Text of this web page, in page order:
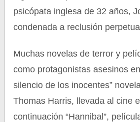
psicópata inglesa de 32 años,
condenada a reclusión
Muchas novelas de terror y
como protagonistas asesinos
silencio de los inocentes”
Thomas Harris, llevada al cine
continuación “Hannibal”,